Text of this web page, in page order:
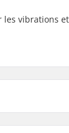
vibrations